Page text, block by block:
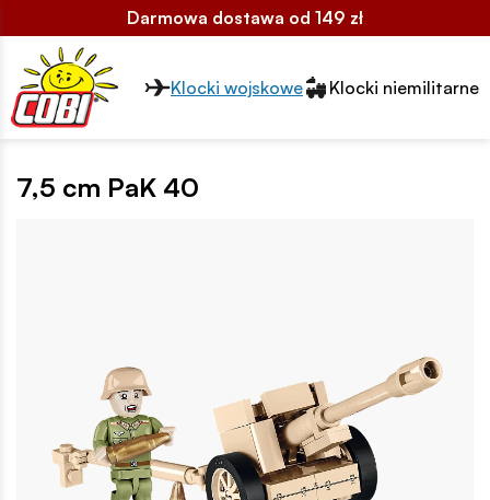
Darmowa dostawa od 149 zł
Przełącznik segmentów2
Klocki wojskowe Klocki niemilitarne
7,5 cm PaK 40